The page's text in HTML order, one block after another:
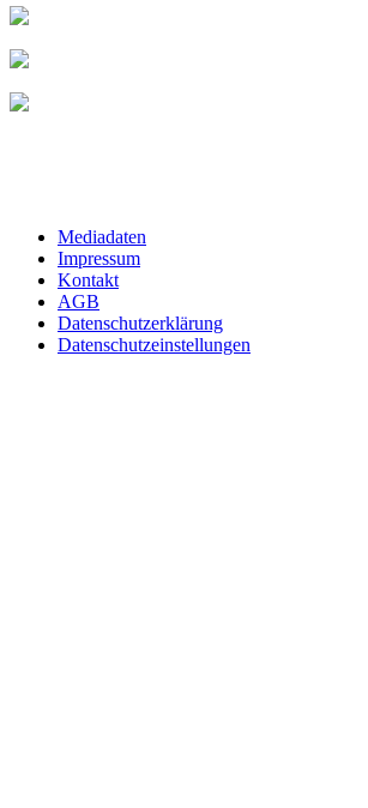
Mediadaten
Impressum
Kontakt
AGB
Datenschutzerklärung
Datenschutzeinstellungen